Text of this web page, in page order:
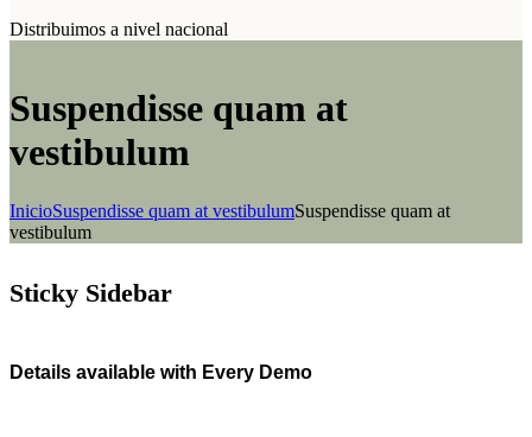
Distribuimos a nivel nacional
Suspendisse quam at
vestibulum
InicioSuspendisse quam at vestibulumSuspendisse quam at
vestibulum
Sticky Sidebar
Details available with Every Demo